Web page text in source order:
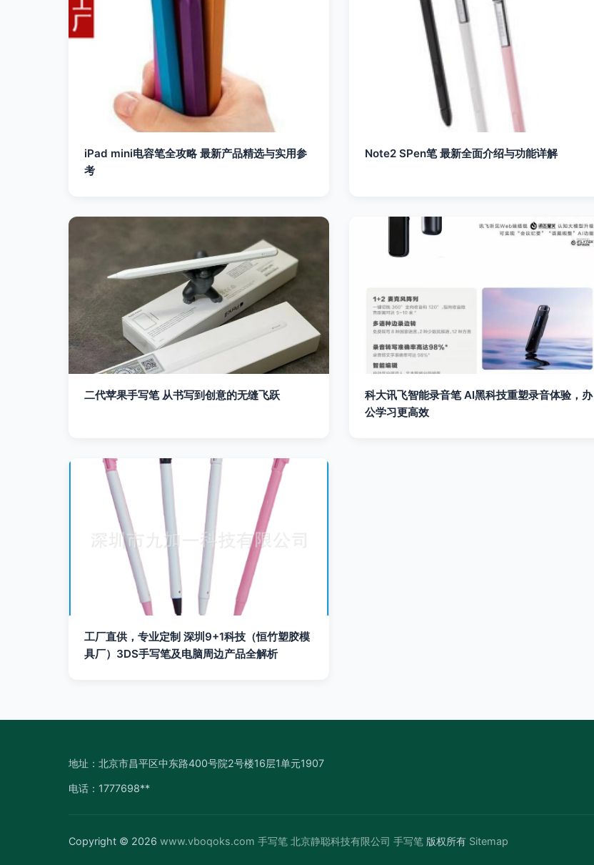
iPad mini电容笔全攻略 最新产品精选与实用参
考
Note2 SPen笔 最新全面介绍与功能详解
二代苹果手写笔 从书写到创意的无缝飞跃
科大讯飞智能录音笔 AI黑科技重塑录音体验，办
公学习更高效
工厂直供，专业定制 深圳9+1科技（恒竹塑胶模
具厂）3DS手写笔及电脑周边产品全解析
地址：北京市昌平区中东路400号院2号楼16层1单元1907
电话：1777698**
Copyright © 2026 www.vboqoks.com 手写笔 北京静聪科技有限公司 手写笔 版权所有 Sitemap